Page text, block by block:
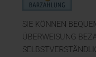
SIE KÖNNEN
ÜBERWEISUNG